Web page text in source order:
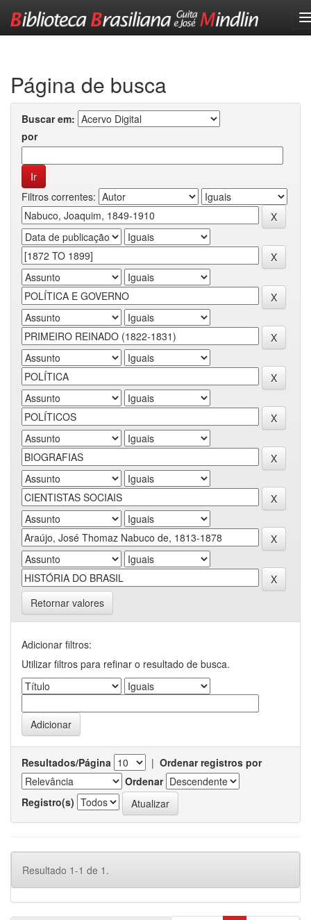
Página de busca
Buscar em:
por
Filtros correntes:
Retornar valores
Adicionar filtros:
Utilizar filtros para refinar o resultado de busca.
Resultados/Página | Ordenar registros por
Ordenar
Registro(s)
Resultado 1-1 de 1.